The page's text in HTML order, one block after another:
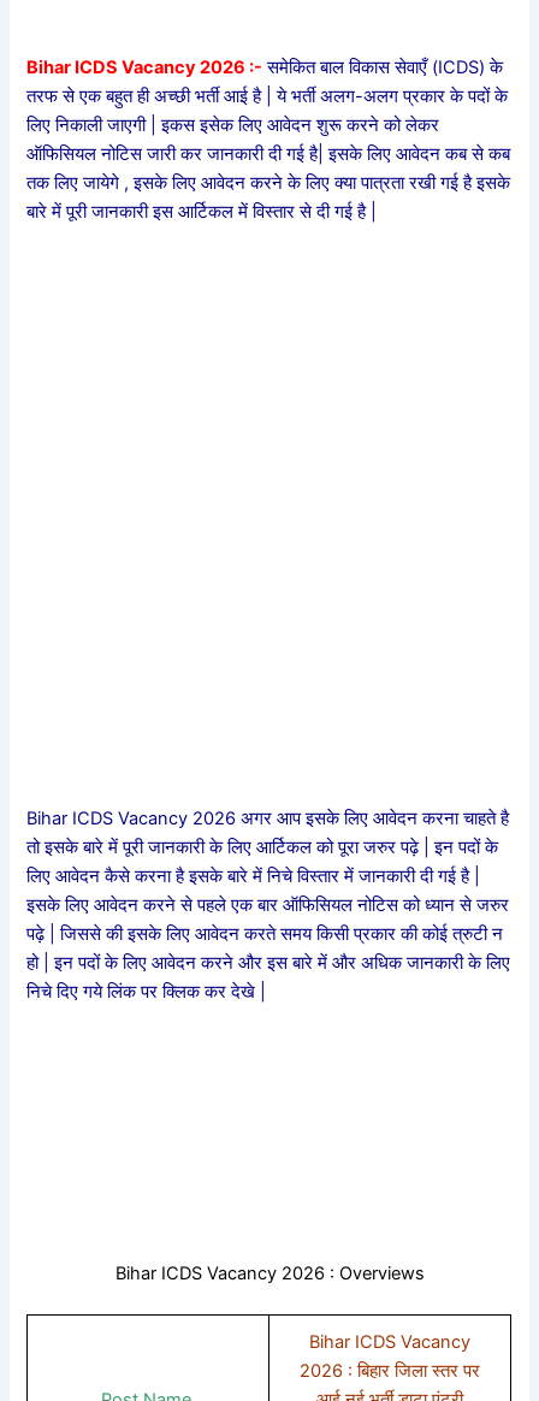
Bihar ICDS Vacancy 2026 :- समेकित बाल विकास सेवाएँ (ICDS) के
तरफ से एक बहुत ही अच्छी भर्ती आई है | ये भर्ती अलग-अलग प्रकार के पदों के
लिए निकाली जाएगी | इकस इसेक लिए आवेदन शुरू करने को लेकर
ऑफिसियल नोटिस जारी कर जानकारी दी गई है| इसके लिए आवेदन कब से कब
तक लिए जायेगे , इसके लिए आवेदन करने के लिए क्या पात्रता रखी गई है इसके
बारे में पूरी जानकारी इस आर्टिकल में विस्तार से दी गई है |
Bihar ICDS Vacancy 2026 अगर आप इसके लिए आवेदन करना चाहते है
तो इसके बारे में पूरी जानकारी के लिए आर्टिकल को पूरा जरुर पढ़े | इन पदों के
लिए आवेदन कैसे करना है इसके बारे में निचे विस्तार में जानकारी दी गई है |
इसके लिए आवेदन करने से पहले एक बार ऑफिसियल नोटिस को ध्यान से जरुर
पढ़े | जिससे की इसके लिए आवेदन करते समय किसी प्रकार की कोई त्रुटी न
हो | इन पदों के लिए आवेदन करने और इस बारे में और अधिक जानकारी के लिए
निचे दिए गये लिंक पर क्लिक कर देखे |
Bihar ICDS Vacancy 2026 : Overviews
Bihar ICDS Vacancy
2026 : बिहार जिला स्तर पर